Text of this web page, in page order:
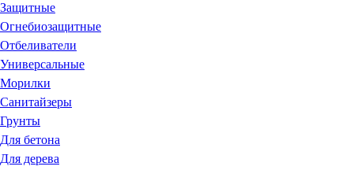
Защитные
Огнебиозащитные
Отбеливатели
Универсальные
Морилки
Санитайзеры
Грунты
Для бетона
Для дерева